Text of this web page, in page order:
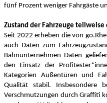
fünf Prozent weniger Fahrgäste
Zustand der Fahrzeuge
Seit 2022 erheben die von
auch Daten zum
Bahnunternehmen Daten
den Einsatz der
Kategorien Außentüren und
Qualität stabil. Insbesondere
Verschmutzungen durch Graffiti